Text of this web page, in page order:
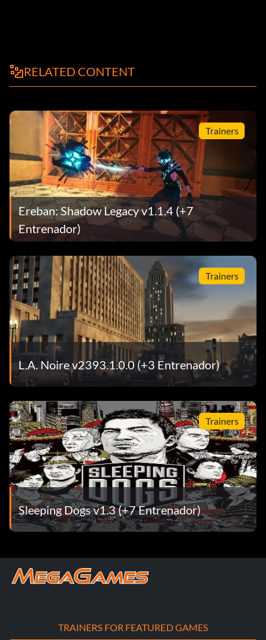
RELATED CONTENT
Trainers
Ereban: Shadow Legacy v1.1.4 (+7
Entrenador)
Trainers
L.A. Noire v2393.1.0.0 (+3 Entrenador)
Trainers
Sleeping Dogs v1.3 (+7 Entrenador)
TRAINERS FOR FEATURED GAMES